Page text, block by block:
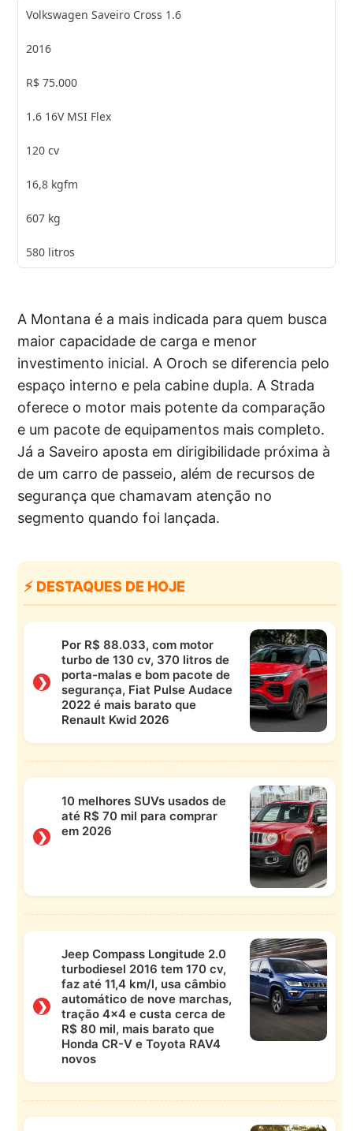
Volkswagen Saveiro Cross 1.6
2016
R$ 75.000
1.6 16V MSI Flex
120 cv
16,8 kgfm
607 kg
580 litros
A Montana é a mais indicada para quem busca
maior capacidade de carga e menor
investimento inicial. A Oroch se diferencia pelo
espaço interno e pela cabine dupla. A Strada
oferece o motor mais potente da comparação
e um pacote de equipamentos mais completo.
Já a Saveiro aposta em dirigibilidade próxima à
de um carro de passeio, além de recursos de
segurança que chamavam atenção no
segmento quando foi lançada.
⚡ DESTAQUES DE HOJE
❯
Por R$ 88.033, com motor
turbo de 130 cv, 370 litros de
porta-malas e bom pacote de
segurança, Fiat Pulse Audace
2022 é mais barato que
Renault Kwid 2026
❯
10 melhores SUVs usados de
até R$ 70 mil para comprar
em 2026
❯
Jeep Compass Longitude 2.0
turbodiesel 2016 tem 170 cv,
faz até 11,4 km/l, usa câmbio
automático de nove marchas,
tração 4×4 e custa cerca de
R$ 80 mil, mais barato que
Honda CR-V e Toyota RAV4
novos